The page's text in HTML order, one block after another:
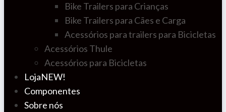
Bike Trailers para Crianças
Bike Trailers para Cães e Carga
Acessórios para trailers para Bicicletas
Acessórios Thule
Acessórios para Bicicletas
LojaNEW!
Componentes
Sobre nós